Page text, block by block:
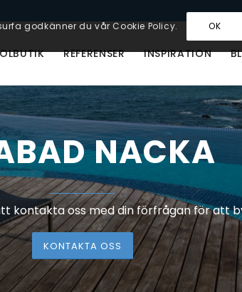
REFERENSER INSPIRATION
NACKA
kontakta oss med din förfrågan för att
KONTAKTA OSS
godkänner du vår Cookie Policy. OK